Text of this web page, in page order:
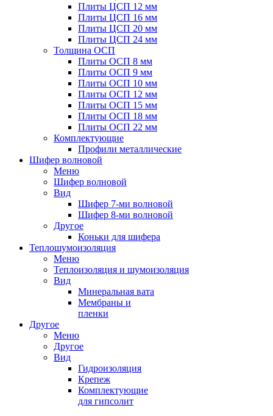
Плиты ЦСП 12 мм
Плиты ЦСП 16 мм
Плиты ЦСП 20 мм
Плиты ЦСП 24 мм
Толщина ОСП
Плиты ОСП 8 мм
Плиты ОСП 9 мм
Плиты ОСП 10 мм
Плиты ОСП 12 мм
Плиты ОСП 15 мм
Плиты ОСП 18 мм
Плиты ОСП 22 мм
Комплектующие
Профили металлические
Шифер волновой
Меню
Шифер волновой
Вид
Шифер 7-ми волновой
Шифер 8-ми волновой
Другое
Коньки для шифера
Теплошумоизоляция
Меню
Теплоизоляция и шумоизоляция
Вид
Минеральная вата
Мембраны и
пленки
Другое
Меню
Другое
Вид
Гидроизоляция
Крепеж
Комплектующие
для гипсолит